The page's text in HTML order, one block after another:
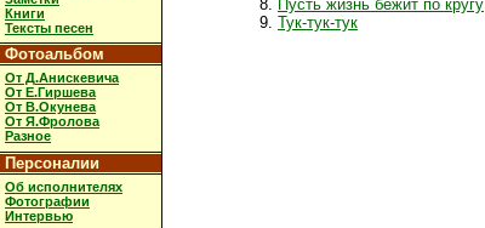
Книги
Тексты песен
Фотоальбом
От Д.Анискевича
От Е.Гиршева
От В.Окунева
От Я.Фролова
Разное
Персоналии
Об исполнителях
Фотографии
Интервью
Пусть жизнь бежит по кругу
Тук-тук-тук